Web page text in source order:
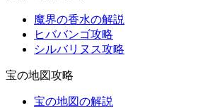
魔界の香水の解説
ヒババンゴ攻略
シルバリヌス攻略
宝の地図攻略
宝の地図の解説